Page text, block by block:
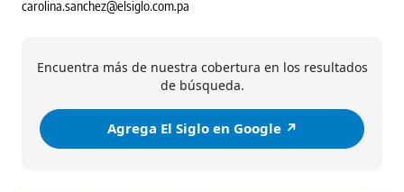
carolina.sanchez@elsiglo.com.pa
Encuentra más de nuestra cobertura en los resultados
de búsqueda.
Agrega El Siglo en Google ↗️